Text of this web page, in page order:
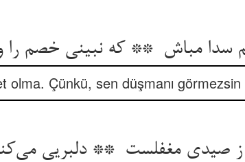
olma. Çünkü, sen düşmanı